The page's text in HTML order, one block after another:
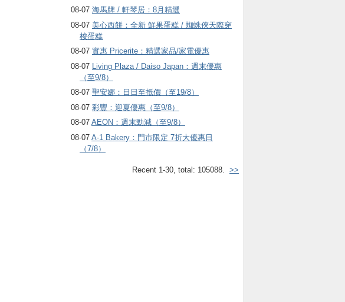
08-07 海馬牌 / 軒琴居：8月精選
08-07 美心西餅：全新 鮮果蛋糕 / 蜘蛛俠天際穿
梭蛋糕
08-07 實惠 Pricerite：精選家品/家電優惠
08-07
Living Plaza / Daiso Japan：週末優惠
（至9/8）
08-07 聖安娜：日日至抵價（至19/8）
08-07 彩豐：迎夏優惠（至9/8）
08-07 AEON：週末勁減（至9/8）
08-07 A-1 Bakery：門市限定 7折大優惠日
（7/8）
Recent 1-30, total: 105088. >>